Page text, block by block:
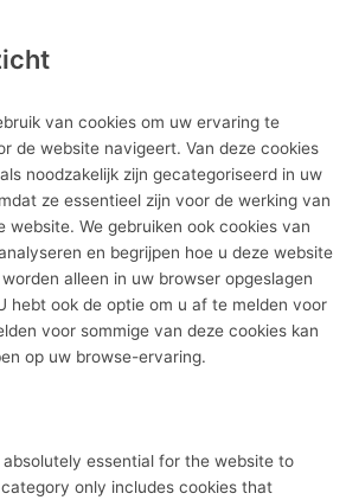
van cookies om uw ervaring te
de website navigeert. Van deze cookies
noodzakelijk zijn gecategoriseerd in uw
ze essentieel zijn voor de werking van
website. We gebruiken ook cookies van
en begrijpen hoe u deze website
alleen in uw browser opgeslagen
hebt ook de optie om u af te melden voor
voor sommige van deze cookies kan
op uw browse-ervaring.
essential for the website to
only includes cookies that